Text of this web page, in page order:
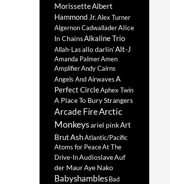
MorissetteAlbert
Hammond Jr.Alex Turner
Algernon CadwalladerAlice
In ChainsAlkaline Trio
Allah-Lasallo darlin'Alt-J
Amanda PalmerAmen
AmplifierAndy Cairns
Angels And AirwavesA
Perfect CircleAphex Twin
A Place To Bury Strangers
Arcade FireArctic
Monkeysariel pinkArt
BrutAshAtlantic/Pacific
Atoms for PeaceAt The
Drive-InAudioslaveAuf
der MaurAye Nako
BabyshamblesBad